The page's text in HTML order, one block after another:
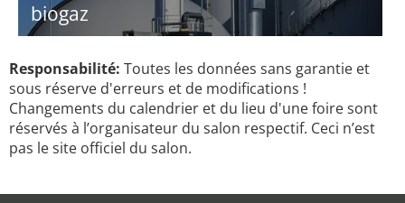
biogaz
Responsabilité: Toutes les données sans garantie et
sous réserve d'erreurs et de modifications !
Changements du calendrier et du lieu d'une foire sont
réservés à l’organisateur du salon respectif. Ceci n’est
pas le site officiel du salon.